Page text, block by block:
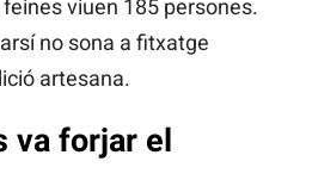
viuen 185 persones.
no sona a fitxatge
artesana.
va forjar el